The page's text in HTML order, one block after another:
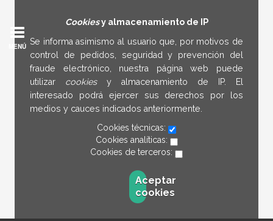
Cookiesy almacenamiento de IP
Se informa asimismo al usuario que, por motivos de
control de pedidos, seguridad y prevención del
fraude electrónico, nuestra página web puede
utilizar cookies y almacenamiento de IP. El
interesado podrá ejercer sus derechos por los
medios y cauces indicados anteriormente.
Cookies técnicas:
Cookies analíticas:
Cookies de terceros:
Aceptar
cookies
MENÚ